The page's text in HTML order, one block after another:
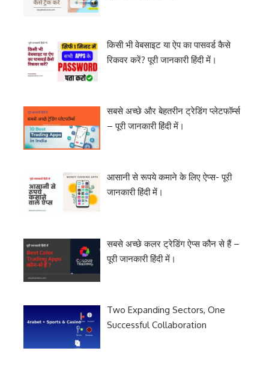
किसी भी वेबसाइट या ऐप का पासवर्ड कैसे
रिकवर करें? पूरी जानकारी हिंदी में।
सबसे अच्छे और बेहतरीन ट्रेडिंग प्लेटफॉर्म्स
– पूरी जानकारी हिंदी में।
आसानी से रूपये कमाने के लिए ऐप्स- पूरी
जानकारी हिंदी में।
सबसे अच्छे कलर ट्रेडिंग ऐप्स कौन से हैं –
पूरी जानकारी हिंदी में।
Two Expanding Sectors, One
Successful Collaboration